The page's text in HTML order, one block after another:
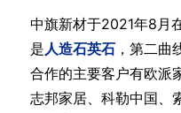
中旗新材于2021年8月
是人造石英石，第二曲
合作的主要客户有欧派
志邦家居、科勒中国、